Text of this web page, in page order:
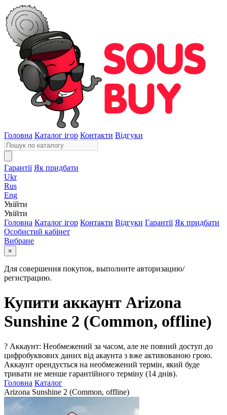
Головна Каталог ігор Контакти Відгуки
Гарантії Як придбати
Ukr
Rus
Eng
Увійти
Увійти
Головна Каталог ігор Контакти Відгуки Гарантії Як придбати
Особистий кабінет
Вибране
×
Для совершения покупок, выполните авторизацию/
регистрацию.
Купити аккаунт Arizona
Sunshine 2 (Common, offline)
? Аккаунт: Необмежений за часом, але не повний доступ до
цифробуквових даних від акаунта з вже активованою грою.
Аккаунт орендується на необмежений термін, який буде
тривати не менше гарантійного терміну (14 днів).
Головна Каталог
Arizona Sunshine 2 (Common, offline)